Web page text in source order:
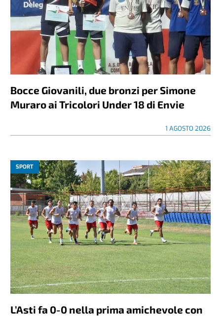
Bocce Giovanili, due bronzi per Simone
Muraro ai Tricolori Under 18 di Envie
1 AGOSTO 2026
SPORT
L’Asti fa 0-0 nella prima amichevole con